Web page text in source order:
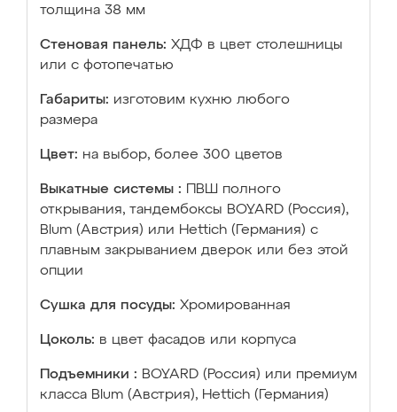
толщина 38 мм
Стеновая панель: ХДФ в цвет столешницы
или с фотопечатью
Габариты: изготовим кухню любого
размера
Цвет: на выбор, более 300 цветов
Выкатные системы :
ПВШ полного
открывания, тандембоксы BOYARD (Россия),
Blum (Австрия) или Hettich (Германия) с
плавным закрыванием дверок или без этой
опции
Сушка для посуды: Хромированная
Цоколь: в цвет фасадов или корпуса
Подъемники : BOYARD (Россия) или премиум
класса Blum (Австрия), Hettich (Германия)